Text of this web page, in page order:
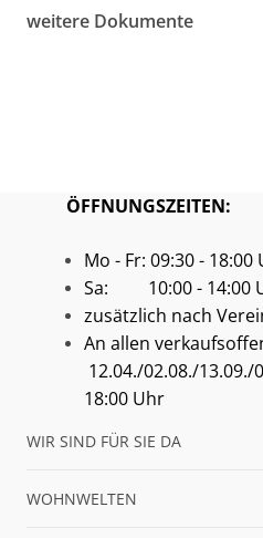
weitere Dokumente
ÖFFNUNGSZEITEN:
Mo - Fr: 09:30 - 18:00
Sa: 10:00 - 14:00
zusätzlich nach
An allen
12.04./02.08./13.09./
18:00 Uhr
WIR SIND FÜR SIE DA
WOHNWELTEN